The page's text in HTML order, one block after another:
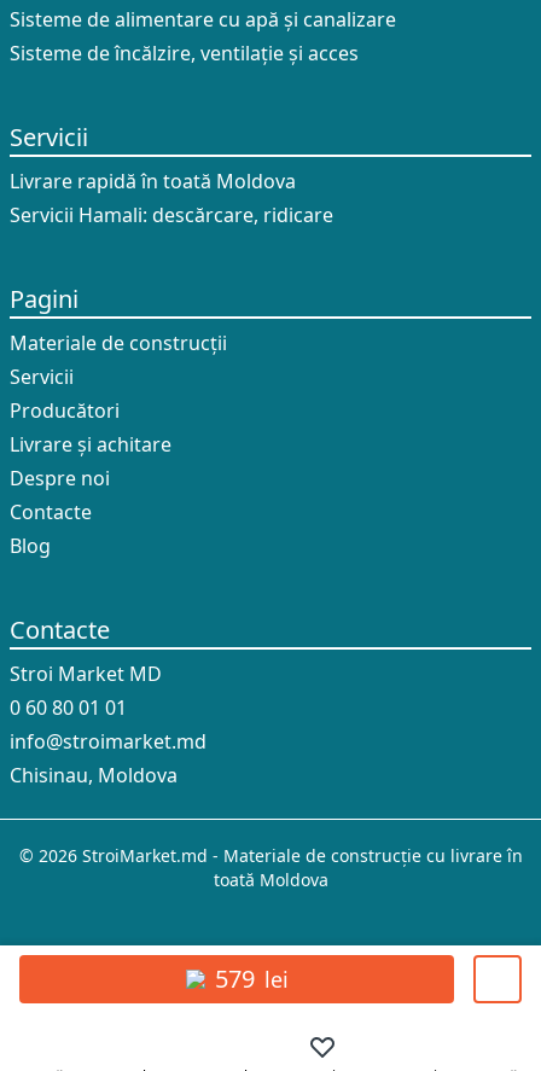
Sisteme de alimentare cu apă și canalizare
Sisteme de încălzire, ventilație și acces
Servicii
Livrare rapidă în toată Moldova
Servicii Hamali: descărcare, ridicare
Pagini
Materiale de construcții
Servicii
Producători
Livrare și achitare
Despre noi
Contacte
Blog
Contacte
Stroi Market MD
0 60 80 01 01
info@stroimarket.md
Chisinau, Moldova
© 2026 StroiMarket.md - Materiale de construcție cu livrare în
toată Moldova
579 lei